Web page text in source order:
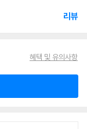
리뷰
혜택 및 유의사항